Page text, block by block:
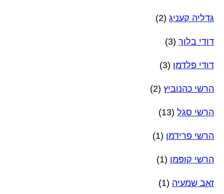
גדליה קעניג (2)
דודי בלוך (3)
דודי פלדמן (3)
הרשי כהנוביץ (2)
הרשי סגל (13)
הרשי פרידמן (1)
הרשי קופמן (1)
זאב שמעיה (1)